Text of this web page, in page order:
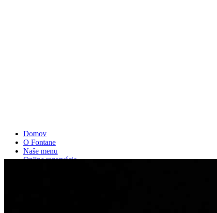
Domov
O Fontane
Naše menu
Online rezervácia